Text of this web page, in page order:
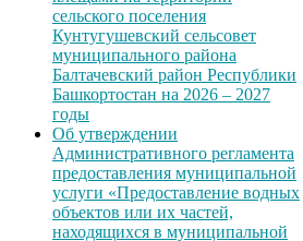
сельского поселения
Кунтугушевский сельсовет
муниципального района
Балтачевский район Республики
Башкортостан на 2026 – 2027
годы
Об утверждении
Административного регламента
предоставления муниципальной
услуги «Предоставление водных
объектов или их частей,
находящихся в муниципальной